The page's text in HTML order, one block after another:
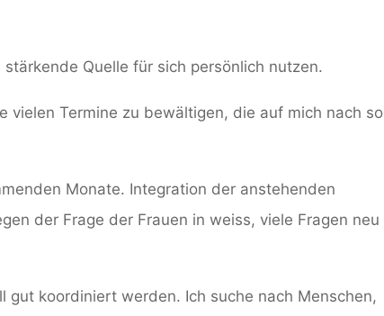
Quelle für sich persönlich nutzen.
vielen Termine zu bewältigen, die auf mich nach so
Monate. Integration der anstehenden
der Frage der Frauen in weiss, viele Fragen neu
gut koordiniert werden. Ich suche nach Menschen,